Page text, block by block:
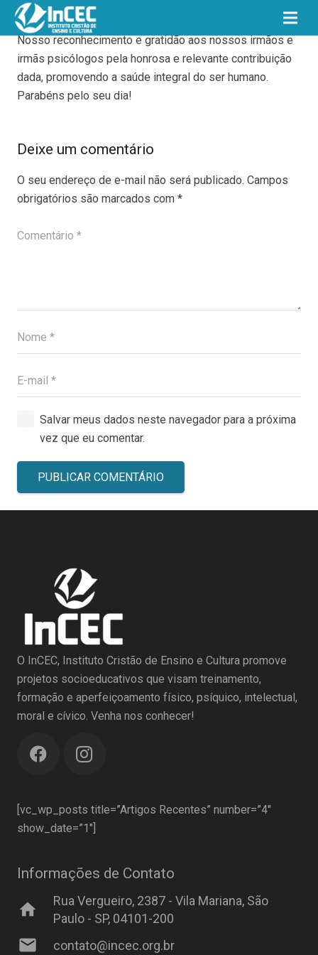
Nosso reconhecimento e gratidão aos nossos irmãos e
irmãs psicólogos pela honrosa e relevante contribuição
dada, promovendo a saúde integral do ser humano.
Parabéns pelo seu dia!
Deixe um comentário
O seu endereço de e-mail não será publicado. Campos
obrigatórios são marcados com *
Salvar meus dados neste navegador para a próxima
vez que eu comentar.
PUBLICAR COMENTÁRIO
O InCEC, Instituto Cristão de Ensino e Cultura promove
projetos socioeducativos que visam treinamento,
formação e aperfeiçoamento físico, psíquico, intelectual,
moral e cívico. Venha nos conhecer!
[vc_wp_posts title=”Artigos Recentes” number=”4″
show_date=”1″]
Informações de Contato
home
Rua Vergueiro, 2387 - Vila Mariana, São
Paulo - SP, 04101-200
mail contato@incec.org.br